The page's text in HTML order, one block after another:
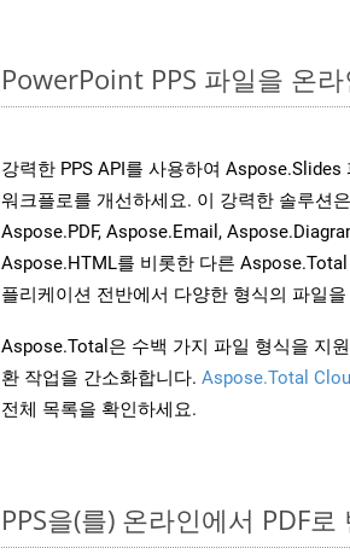
PowerPoint PPS 파일을 온
강력한 PPS API를 사용하여
워크플로를 개선하세요. 이 강력한 솔루션
Aspose.PDF, Aspose.Email,
Aspose.HTML를 비롯한 다른
플리케이션 전반에서 다양한 형식의 파일
Aspose.Total은 수백 가지 파일 형식을 지
환 작업을 간소화합니다. Aspose.Total
전체 목록을 확인하세요.
PPS을(를) 온라인에서 PDF